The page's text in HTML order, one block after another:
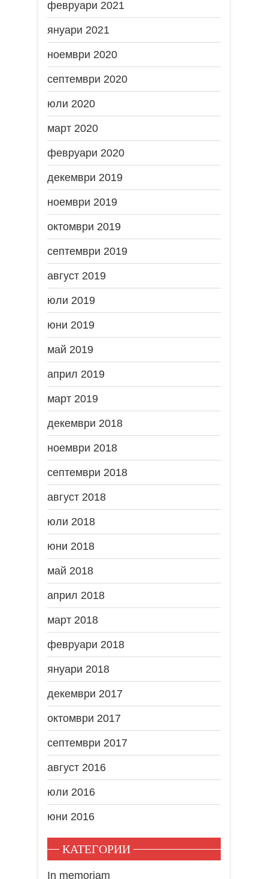
февруари 2021
януари 2021
ноември 2020
септември 2020
юли 2020
март 2020
февруари 2020
декември 2019
ноември 2019
октомври 2019
септември 2019
август 2019
юли 2019
юни 2019
май 2019
април 2019
март 2019
декември 2018
ноември 2018
септември 2018
август 2018
юли 2018
юни 2018
май 2018
април 2018
март 2018
февруари 2018
януари 2018
декември 2017
октомври 2017
септември 2017
август 2016
юли 2016
юни 2016
КАТЕГОРИИ
In memoriam